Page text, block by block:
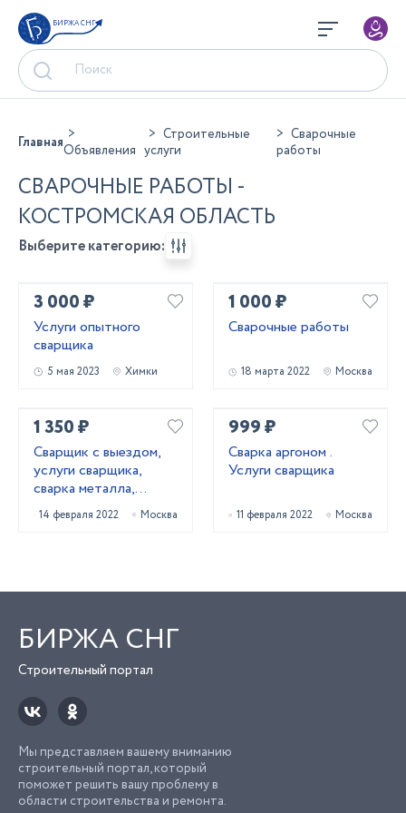
БИРЖА СНГ
ГлавнаяОбъявления
Строительные
услуги
Сварочные
работы
СВАРОЧНЫЕ РАБОТЫ -
КОСТРОМСКАЯ ОБЛАСТЬ
Выберите категорию:
3 000 ₽
Услуги опытного
сварщика
5 мая 2023 Химки
1 000 ₽
Сварочные работы
18 марта 2022 Москва
1 350 ₽
Сварщик с выездом,
услуги сварщика,
сварка металла,
ремонт ворот и
калиток
14 февраля 2022 Москва
999 ₽
Сварка аргоном .
Услуги сварщика
11 февраля 2022 Москва
БИРЖА СНГ
Строительный портал
Мы представляем вашему вниманию
строительный портал, который
поможет решить вашу проблему в
области строительства и ремонта.